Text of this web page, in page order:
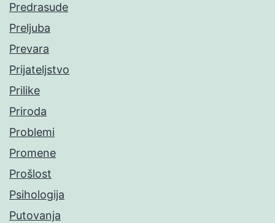
Predrasude
Preljuba
Prevara
Prijateljstvo
Prilike
Priroda
Problemi
Promene
Prošlost
Psihologija
Putovanja